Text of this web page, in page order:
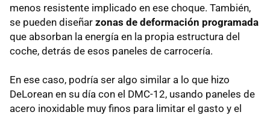
menos resistente implicado en ese choque. También,
se pueden diseñar zonas de deformación programada
que absorban la energía en la propia estructura del
coche, detrás de esos paneles de carrocería.
En ese caso, podría ser algo similar a lo que hizo
DeLorean en su día con el DMC-12, usando paneles de
acero inoxidable muy finos para limitar el gasto y el